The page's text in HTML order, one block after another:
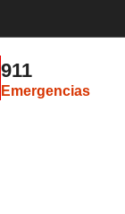
911
Emergencias